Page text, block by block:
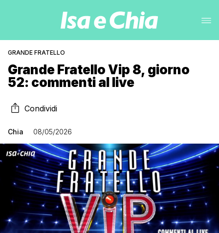
GRANDE FRATELLO
Grande Fratello Vip 8, giorno
52: commenti al live
Condividi
Chia 08/05/2026